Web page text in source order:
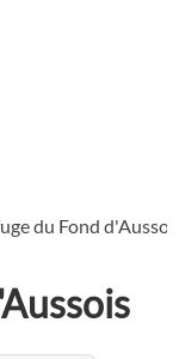
du Fond d'Aussois